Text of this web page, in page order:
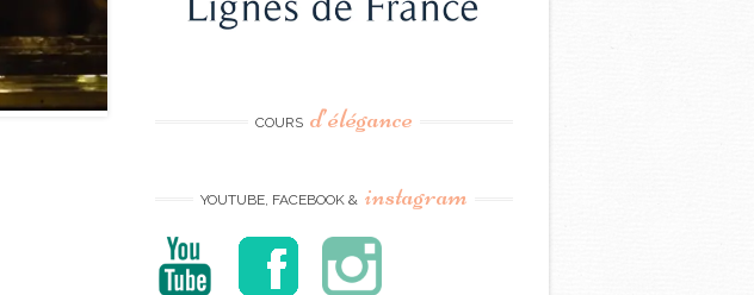
COURS d’élégance
YOUTUBE, FACEBOOK & instagram